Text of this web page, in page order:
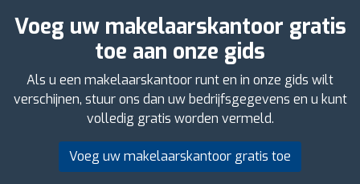
Voeg uw makelaarskantoor gratis
toe aan onze gids
Als u een makelaarskantoor runt en in onze gids wilt
verschijnen, stuur ons dan uw bedrijfsgegevens en u kunt
volledig gratis worden vermeld.
Voeg uw makelaarskantoor gratis toe